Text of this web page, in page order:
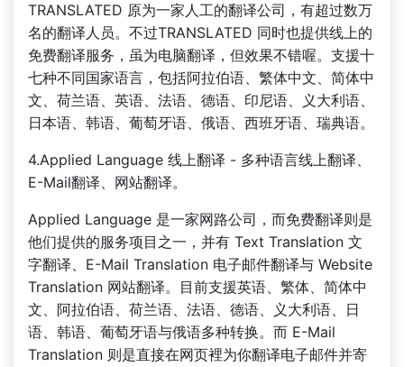
TRANSLATED 原为一家人工的翻译公司，有超过数万
名的翻译人员。不过TRANSLATED 同时也提供线上的
免费翻译服务，虽为电脑翻译，但效果不错喔。支援十
七种不同国家语言，包括阿拉伯语、繁体中文、简体中
文、荷兰语、英语、法语、德语、印尼语、义大利语、
日本语、韩语、葡萄牙语、俄语、西班牙语、瑞典语。
4.Applied Language 线上翻译 - 多种语言线上翻译、
E-Mail翻译、网站翻译。
Applied Language 是一家网路公司，而免费翻译则是
他们提供的服务项目之一，并有 Text Translation 文
字翻译、E-Mail Translation 电子邮件翻译与 Website
Translation 网站翻译。目前支援英语、繁体、简体中
文、阿拉伯语、荷兰语、法语、德语、义大利语、日
语、韩语、葡萄牙语与俄语多种转换。而 E-Mail
Translation 则是直接在网页裡为你翻译电子邮件并寄